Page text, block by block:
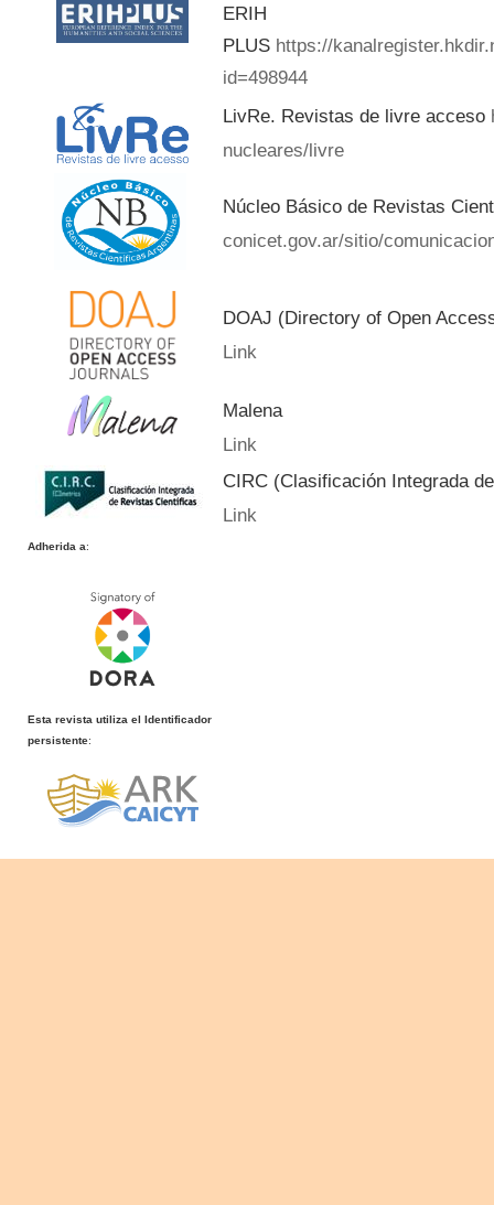
ERIH
PLUS https://
id=498944
LivRe. Revistas de livre acceso
nucleares/livre
Núcleo Básico de Revistas
conicet.gov.ar/sitio/
DOAJ (Directory of Open
Link
Malena
Link
CIRC (Clasificación Integrada
Link
Adherida a:
Esta revista utiliza el Identificador
persistente: